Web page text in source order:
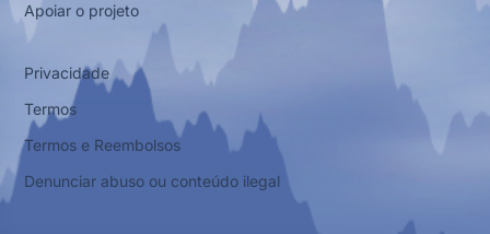
Apoiar o projeto
Privacidade
Termos
Termos e Reembolsos
Denunciar abuso ou conteúdo ilegal